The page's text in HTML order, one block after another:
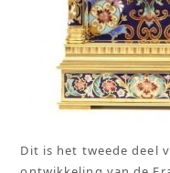
Dit is het tweede deel